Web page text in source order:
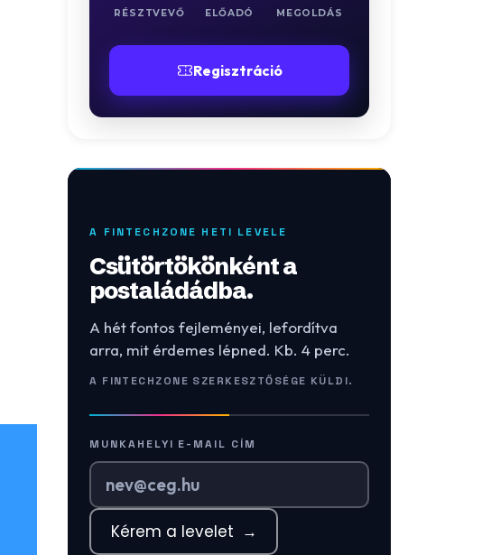
RÉSZTVEVŐ ELŐADÓ MEGOLDÁS
Regisztráció
A FINTECHZONE HETI LEVELE
Csütörtökönként a
postaládádba.
A hét fontos fejleményei, lefordítva
arra, mit érdemes lépned. Kb. 4 perc.
A FINTECHZONE SZERKESZTŐSÉGE KÜLDI.
MUNKAHELYI E-MAIL CÍM
Kérem a levelet →